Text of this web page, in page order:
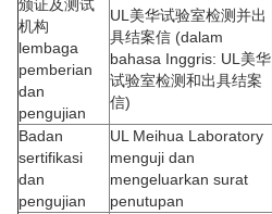
颁证及测试
机构
lembaga
pemberian
dan
pengujian
UL美华试验室检测并出
具结案信 (dalam
bahasa Inggris: UL美华
试验室检测和出具结案
信)
Badan
sertifikasi
dan
pengujian
UL Meihua Laboratory
menguji dan
mengeluarkan surat
penutupan